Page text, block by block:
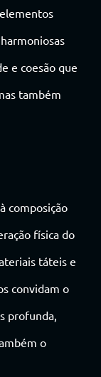
e coesão que
também
composição
física do
táteis e
convidam o
profunda,
o